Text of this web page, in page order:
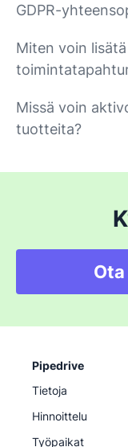
GDPR-
Miten voin
Missä voin
tuotteita?
Pipedrive
Tietoja
Hinnoittelu
Työpaikat